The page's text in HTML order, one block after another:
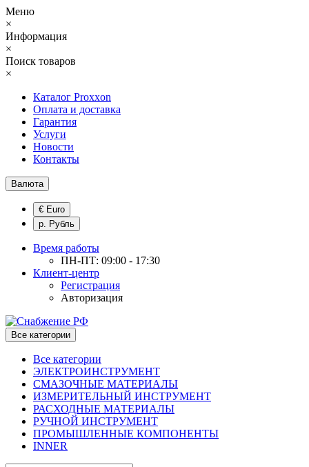
Меню
×
Информация
×
Поиск товаров
×
Каталог Proxxon
Оплата и доставка
Гарантия
Услуги
Новости
Контакты
Валюта
€ Euro
р. Рубль
Время работы
ПН-ПТ: 09:00 - 17:30
Клиент-центр
Регистрация
Авторизация
Все категории
Все категории
ЭЛЕКТРОИНСТРУМЕНТ
СМАЗОЧНЫЕ МАТЕРИАЛЫ
ИЗМЕРИТЕЛЬНЫЙ ИНСТРУМЕНТ
РАСХОДНЫЕ МАТЕРИАЛЫ
РУЧНОЙ ИНСТРУМЕНТ
ПРОМЫШЛЕННЫЕ КОМПОНЕНТЫ
INNER